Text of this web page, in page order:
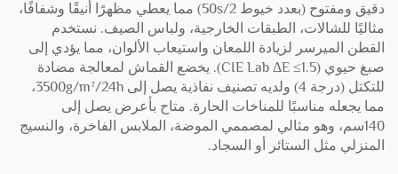
دقيق ومفتوح (بعدد خيوط 50s/2) مما يعطي مظهرًا أنيقًا وشفافًا،
مثاليًا للشالات، الطبقات الخارجية، ولباس الصيف. نستخدم
القطن الميرسر لزيادة اللمعان واستيعاب الألوان، مما يؤدي إلى
صبغ حيوي (CIE Lab ΔE ≤1.5). يخضع القماش لمعالجة مضادة
للتكتل (درجة 4) ولديه تصنيف نفاذية يصل إلى 3500g/m²/24h،
مما يجعله مناسبًا للمناخات الحارة. متاح بأعرض يصل إلى
140سم، وهو مثالي لمصممي الموضة، الملابس الفاخرة، والنسيج
المنزلي مثل الستائر أو السجاد.